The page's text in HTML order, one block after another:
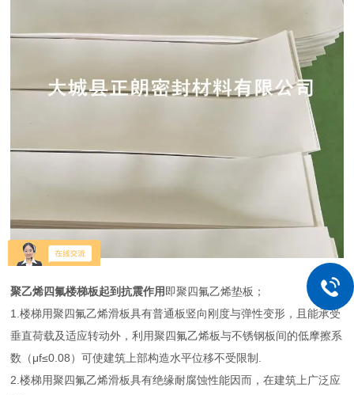
聚乙烯四氟楼梯板起到抗震作用 即聚四氟乙烯垫板；
1.楼梯用聚四氟乙烯滑板具有普通板竖向刚度与弹性变形，且能承受
垂直荷载及适应转动外，利用聚四氟乙烯板与不锈钢板间的低摩擦系
数（μf≤0.08）可使建筑上部构造水平位移不受限制.
2.楼梯用聚四氟乙烯滑板具有绝缘耐腐蚀性能因而，在建筑上广泛应